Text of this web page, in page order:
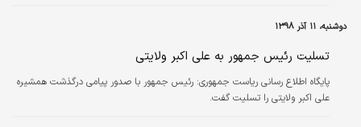
دوشنبه، ۱۱ آذر ۱۳۹۸
تسلیت رئیس جمهور به علی‌ اکبر ولایتی
پایگاه اطلاع رسانی ریاست جمهوری: رئیس جمهور با صدور پیامی درگذشت همشیره
علی اکبر ولایتی را تسلیت گفت.